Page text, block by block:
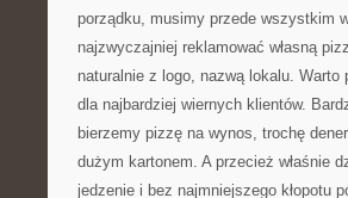
porządku, musimy przede wszystkim
najzwyczajniej reklamować własną
naturalnie z logo, nazwą lokalu.
dla najbardziej wiernych klientów.
bierzemy pizzę na wynos, trochę
dużym kartonem. A przecież właśnie
jedzenie i bez najmniejszego kłopotu